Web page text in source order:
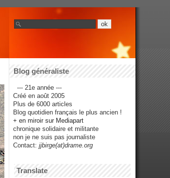
Blog généraliste
--- 21e année ---
Créé en août 2005
Plus de 6000 articles
Blog quotidien français le plus ancien !
+ en miroir sur Mediapart
chronique solidaire et militante
non je ne suis pas journaliste
Contact: jjbirge(at)drame.org
Translate